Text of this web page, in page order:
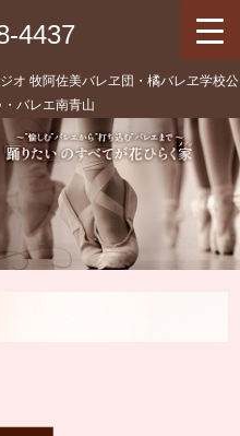
4437
オ 牧阿佐美バレヱ団・橘バレヱ学校公
バレエ南青山